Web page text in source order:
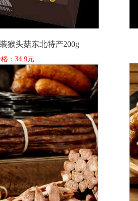
猴头菇东北特产200g
：34.9元